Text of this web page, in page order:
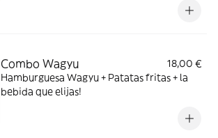
Combo Wagyu
18,00 €
Hamburguesa Wagyu + Patatas fritas + la
bebida que elijas!